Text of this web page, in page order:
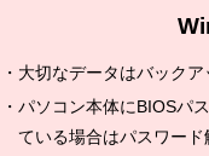
大切なデータはバック
パソコン本体にBIOSパ
ている場合はパスワード